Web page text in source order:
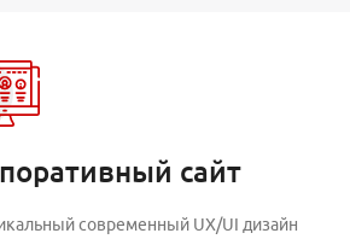
сайт
современный UX/UI дизайн